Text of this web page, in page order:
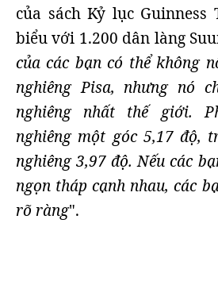
của sách Kỷ lục
biểu với 1.200 dân làng
của các bạn có thể không
nghiêng Pisa, nhưng nó
nghiêng nhất thế giới.
nghiêng một góc 5,17 độ,
nghiêng 3,97 độ. Nếu các
ngọn tháp cạnh nhau, các
rõ ràng".